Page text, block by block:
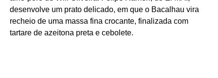
desenvolve um prato delicado, em que o Bacalhau vira
recheio de uma massa fina crocante, finalizada com
tartare de azeitona preta e cebolete.